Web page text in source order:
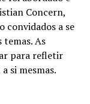
Concern,
convidados a se
As
para refletir
si mesmas.